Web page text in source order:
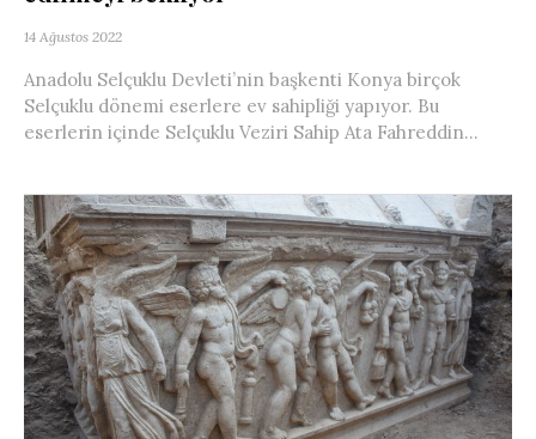
14 Ağustos 2022
Anadolu Selçuklu Devleti’nin başkenti Konya birçok
Selçuklu dönemi eserlere ev sahipliği yapıyor. Bu
eserlerin içinde Selçuklu Veziri Sahip Ata Fahreddin...